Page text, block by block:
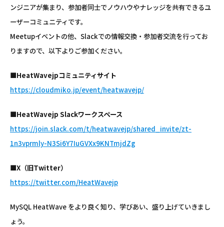
ンジニアが集まり、参加者同士でノウハウやナレッジを共有できるユ
ーザーコミュニティです。
Meetupイベントの他、Slackでの情報交換・参加者交流を行ってお
りますので、以下よりご参加ください。
■HeatWavejpコミュニティサイト
https://cloudmiko.jp/event/heatwavejp/
■HeatWavejp Slackワークスペース
https://join.slack.com/t/heatwavejp/shared_invite/zt-
1n3vprmly-N3Si6Y7IuGVXx9KNTmjdZg
■X（旧Twitter）
https://twitter.com/HeatWavejp
MySQL HeatWave をより良く知り、学びあい、盛り上げていきまし
ょう。